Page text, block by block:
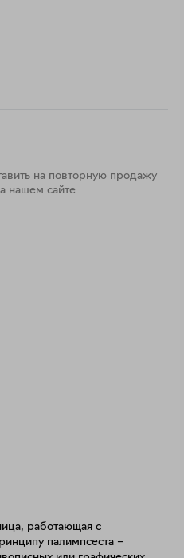
на повторную продажу
нашем сайте
работающая с
палимпсеста –